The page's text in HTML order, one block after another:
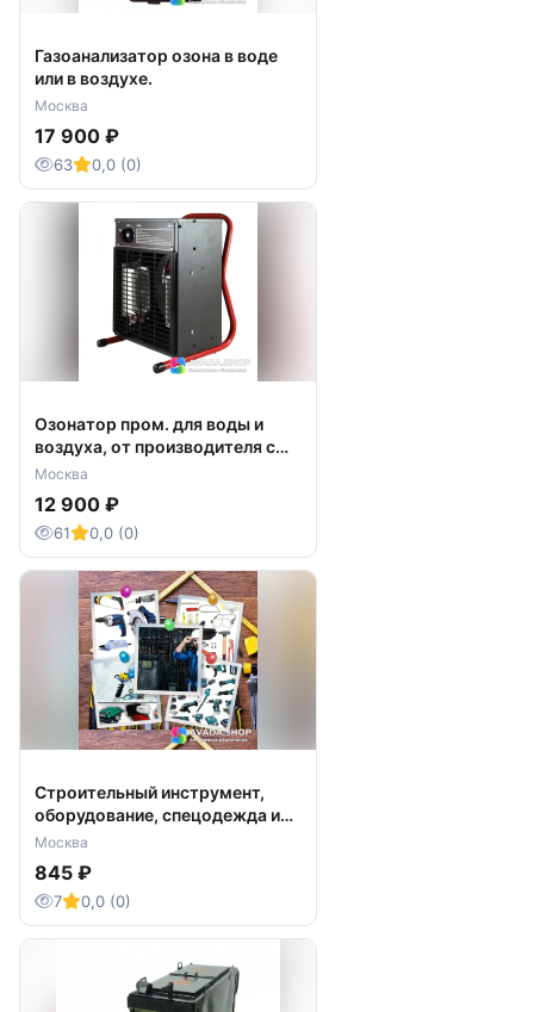
Газоанализатор озона в воде
или в воздухе.
Москва
17 900 ₽
63 0,0 (0)
Озонатор пром. для воды и
воздуха, от производителя с
доставкой.
Москва
12 900 ₽
61 0,0 (0)
Строительный инструмент,
оборудование, спецодежда и
СИЗ
Москва
845 ₽
7 0,0 (0)